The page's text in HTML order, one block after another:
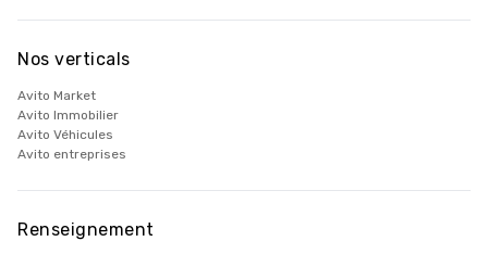
Nos verticals
Avito Market
Avito Immobilier
Avito Véhicules
Avito entreprises
Renseignement